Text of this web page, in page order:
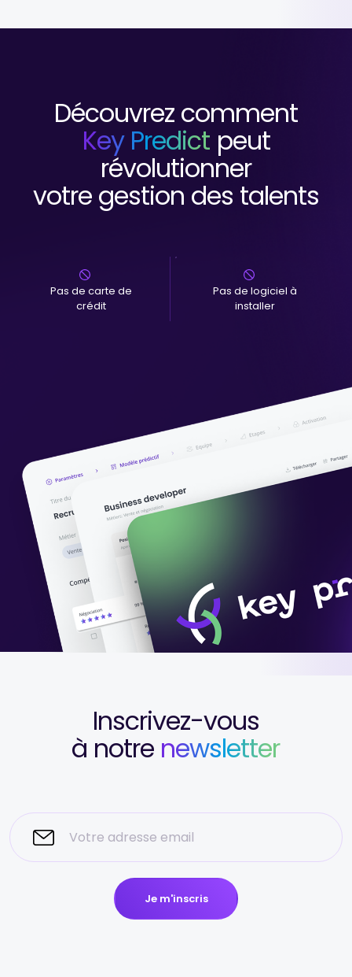
Découvrez comment
Key Predict peut
révolutionner
votre gestion des talents
Pas de carte de
crédit
Pas de logiciel à
installer
Inscrivez-vous
à notre newsletter
Je m'inscris